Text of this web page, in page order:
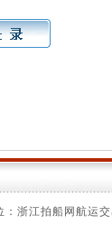
：浙江拍船网航